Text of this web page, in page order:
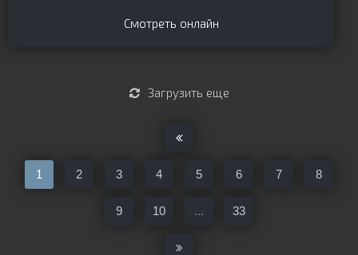
Смотреть онлайн
Загрузить еще
1 2 3 4 5 6 7 8
9 10 ... 33